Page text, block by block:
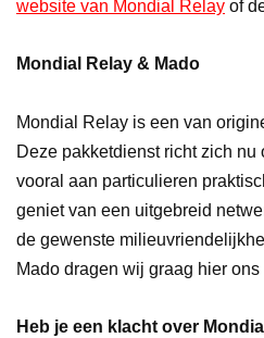
website van Mondial Relay of
Mondial Relay & Mado
Mondial Relay is een van
Deze pakketdienst richt zich
vooral aan particulieren
geniet van een uitgebreid
de gewenste
Mado dragen wij graag hier
Heb je een klacht over